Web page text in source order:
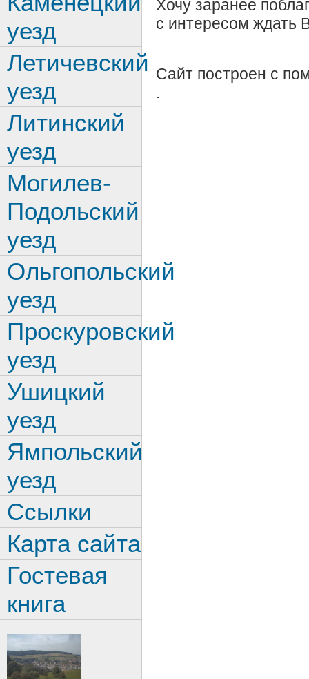
Хочу заранее
с интересом ждать
Сайт построен с
.
уезд
Летичевский
уезд
Литинский
уезд
Могилев-
Подольский
уезд
Ольгопольский
уезд
Проскуровский
уезд
Ушицкий
уезд
Ямпольский
уезд
Ссылки
Карта сайта
Гостевая
книга